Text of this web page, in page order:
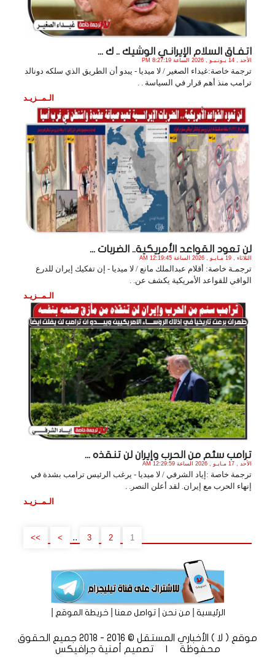
اتفـاق السلام الإيرانـي الوشيك .. ك ...
الأحد , 14 يـونـيـو , 2026 الساعة 8:27:19 PM
ترجمة خاصة:غيداء الصغير / لا ميديا - يبدو أن الطريق الذي سلكه دونالد
ترامب منذ أهم قرار في السياسة . .
الـمــزيـد
لن تعود القواعد الأمريكية.. الضربات ...
الثلاثاء , 19 مـايـو , 2026 الساعة 12:19:45 AM
ترجمـة خاصة: أقلام عبدالملك مانع / لا ميديا - إن تفكيك إيران للدرع
الواقي للقواعد الأمريكية يكشف عن. .
الـمــزيـد
ترامب سئم من الحرب وإيران لن تنقذه ...
الأحد , 17 مـايـو , 2026 الساعة 12:29:59 AM
ترجمة خاصة :إياد الشرفي / لا ميديا - يرغب الرئيس ترامب بشدة في
إنهاء الحرب مع إيران. لقد أعلن النصر. .
الـمــزيـد
1
2
3
..
>
>>
الرئيسية|من نحن|تواصل معنا|خريطة الموقع
موقع ( لا ) الأخباري المستقل © 2016 - 2018 جميع الحقوق
محفوظة | تصميم
أمنية جرافيكس